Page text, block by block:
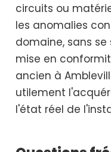
circuits ou
les anomalies
domaine, sans
mise en
ancien à
utilement
l'état réel de